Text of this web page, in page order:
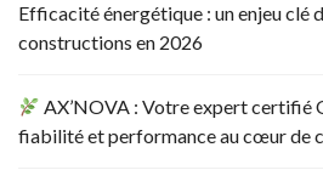
Efficacité énergétique : un enjeu clé
constructions en 2026
AX’NOVA : Votre expert certifié
fiabilité et performance au cœur de